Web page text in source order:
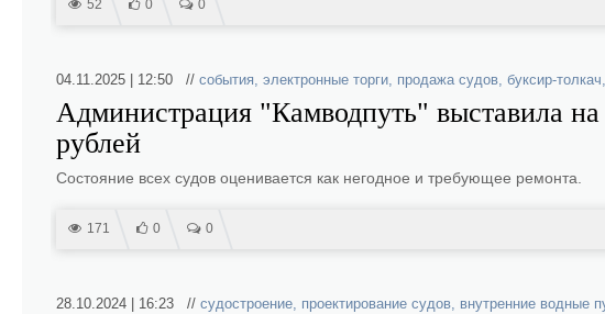
52 0 0
04.11.2025 | 12:50 // события, электронные торги, продажа судов, буксир-толкач,
Администрация "Камводпуть" выставила
рублей
Состояние всех судов оценивается как негодное и требующее ремонта.
171 0 0
28.10.2024 | 16:23 // судостроение, проектирование судов, внутренние водные